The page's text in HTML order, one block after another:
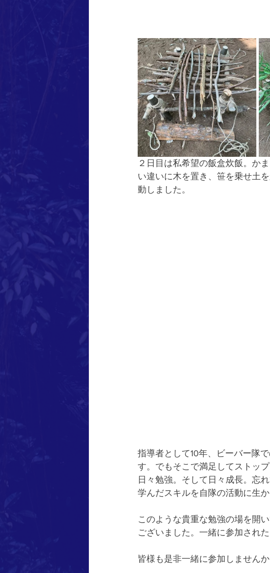
２日目は私希望の飯盒炊飯。か
い違いに木を置き、笹を乗せ土
動しました。
指導者として10年、ビーバー隊
す。でもそこで満足してストッ
日々勉強。そして日々成長。忘
学んだスキルを自隊の活動に生
このような貴重な勉強の場を開
ございました。一緒に参加され
皆様も是非一緒に参加しません